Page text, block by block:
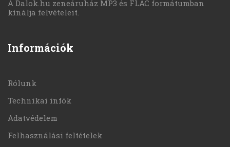
A Dalok.hu zeneáruház MP3 és FLAC formátumban
kínálja felvételeit.
Információk
Rólunk
Technikai infók
Adatvédelem
Felhasználási feltételek